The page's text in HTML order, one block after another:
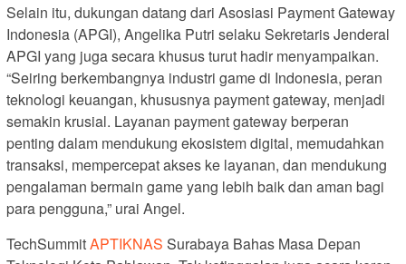
Selain itu, dukungan datang dari Asosiasi Payment Gateway
Indonesia (APGI), Angelika Putri selaku Sekretaris Jenderal
APGI yang juga secara khusus turut hadir menyampaikan.
“Seiring berkembangnya industri game di Indonesia, peran
teknologi keuangan, khususnya payment gateway, menjadi
semakin krusial. Layanan payment gateway berperan
penting dalam mendukung ekosistem digital, memudahkan
transaksi, mempercepat akses ke layanan, dan mendukung
pengalaman bermain game yang lebih baik dan aman bagi
para pengguna,” urai Angel.
TechSummitAPTIKNAS Surabaya Bahas Masa Depan